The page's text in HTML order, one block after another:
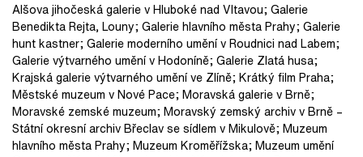
Alšova jihočeská galerie v Hluboké nad Vltavou; Galerie
Benedikta Rejta, Louny; Galerie hlavního města Prahy; Galerie
hunt kastner; Galerie moderního umění v Roudnici nad Labem;
Galerie výtvarného umění v Hodoníně; Galerie Zlatá husa;
Krajská galerie výtvarného umění ve Zlíně; Krátký film Praha;
Městské muzeum v Nové Pace; Moravská galerie v Brně;
Moravské zemské muzeum; Moravský zemský archiv v Brně –
Státní okresní archiv Břeclav se sídlem v Mikulově; Muzeum
hlavního města Prahy; Muzeum Kroměřížska; Muzeum umění